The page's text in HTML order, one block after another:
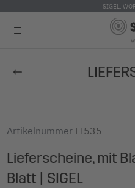
zum
SIGEL.
Artikelnummer LI535
Lieferscheine, mit
Blatt | SIGEL